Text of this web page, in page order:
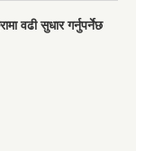
वढी सुधार गर्नुपर्नेछ